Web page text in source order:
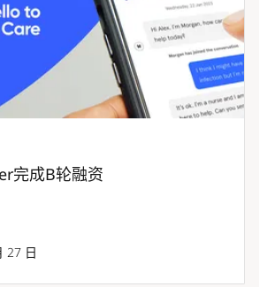
完成B轮融资
27 日